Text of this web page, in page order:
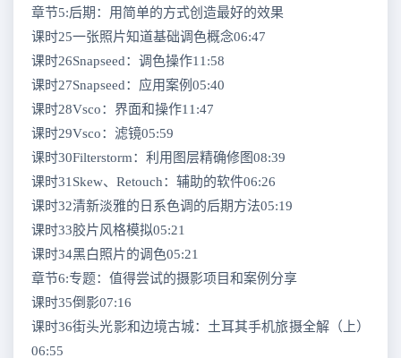
章节5:后期：用简单的方式创造最好的效果
课时25一张照片知道基础调色概念06:47
课时26Snapseed：调色操作11:58
课时27Snapseed：应用案例05:40
课时28Vsco：界面和操作11:47
课时29Vsco：滤镜05:59
课时30Filterstorm：利用图层精确修图08:39
课时31Skew、Retouch：辅助的软件06:26
课时32清新淡雅的日系色调的后期方法05:19
课时33胶片风格模拟05:21
课时34黑白照片的调色05:21
章节6:专题：值得尝试的摄影项目和案例分享
课时35倒影07:16
课时36街头光影和边境古城：土耳其手机旅摄全解（上）
06:55